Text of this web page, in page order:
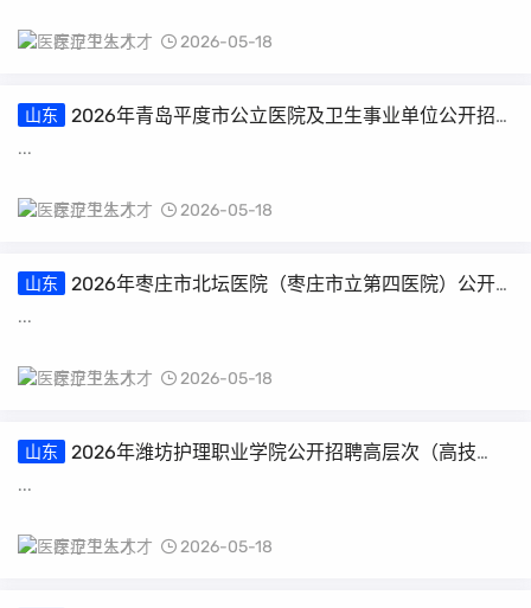
医疗卫生人才 2026-05-18
山东
2026年青岛平度市公立医院及卫生事业单位公开招
...
医疗卫生人才 2026-05-18
山东
2026年枣庄市北坛医院（枣庄市立第四医院）公开
...
医疗卫生人才 2026-05-18
山东
2026年潍坊护理职业学院公开招聘高层次（高技
...
医疗卫生人才 2026-05-18